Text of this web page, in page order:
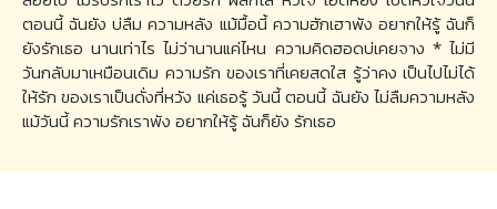
ตอนนี้ ฉันยัง บ่ลืม ความหลัง แม้มื้อนี้ ความฮักเฮาพัง อยากให้รู้ ฉันก็
ยังรักเธอ นานเท่าไร ไม่ว่านานแค่ไหน ความคิดฮอดบ่เคยจาง * ไม่มี
วันกลับมาเหมือนเดิม ความรัก ของเราที่เคยสดใส รู้ว่าคง เป็นไปไม่ได้
ให้รัก ของเราเป็นดั่งที่หวัง แค่เธอรู้ วันนี้ ตอนนี้ ฉันยัง ไม่ลืมความหลัง
แม้วันนี้ ความรักเราพัง อยากให้รู้ ฉันก็ยัง รักเธอ